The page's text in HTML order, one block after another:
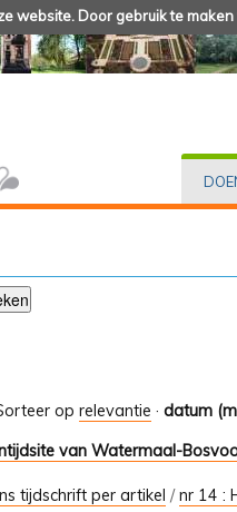
website. Door gebruik te
op relevantie · datum
van Watermaal-
tijdschrift per artikel /nr 14 :